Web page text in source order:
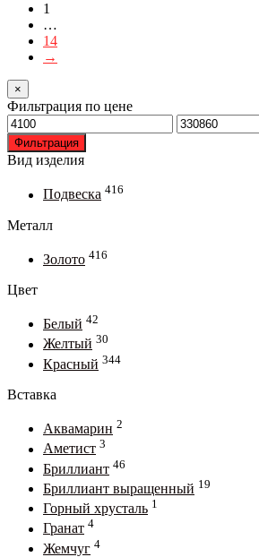
1
…
14
→
×
Фильтрация по цене
Минимальная
цена
Максимальная
цена
Фильтрация
Вид изделия
Подвеска 416
Металл
Золото 416
Цвет
Белый 42
Желтый 30
Красный 344
Вставка
Аквамарин 2
Аметист 3
Бриллиант 46
Бриллиант выращенный 19
Горный хрусталь 1
Гранат 4
Жемчуг 4